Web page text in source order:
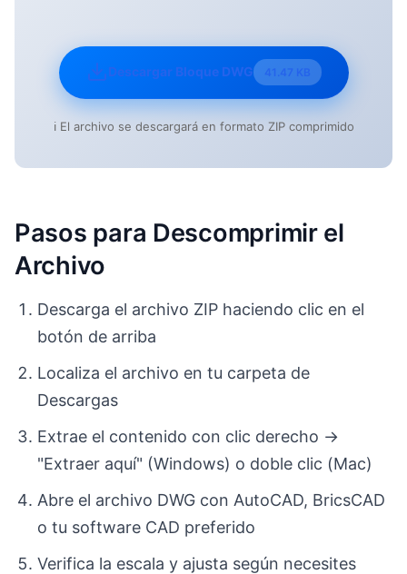
Descargar Bloque DWG 41.47 KB
ℹ️ El archivo se descargará en formato ZIP comprimido
Pasos para Descomprimir el
Archivo
Descarga el archivo ZIP haciendo clic en el
botón de arriba
Localiza el archivo en tu carpeta de
Descargas
Extrae el contenido con clic derecho →
"Extraer aquí" (Windows) o doble clic (Mac)
Abre el archivo DWG con AutoCAD, BricsCAD
o tu software CAD preferido
Verifica la escala y ajusta según necesites